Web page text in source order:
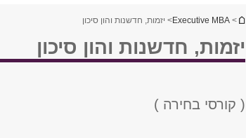
הינך נמצא כאן
>
Executive MBA> יזמות, חדשנות והון סיכון
יזמות, חדשנות והון סיכון
( קורסי בחירה )